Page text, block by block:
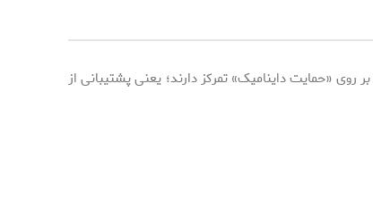
«حمایت داینامیک» تمرکز دارند؛ یعنی پشتیبانی از